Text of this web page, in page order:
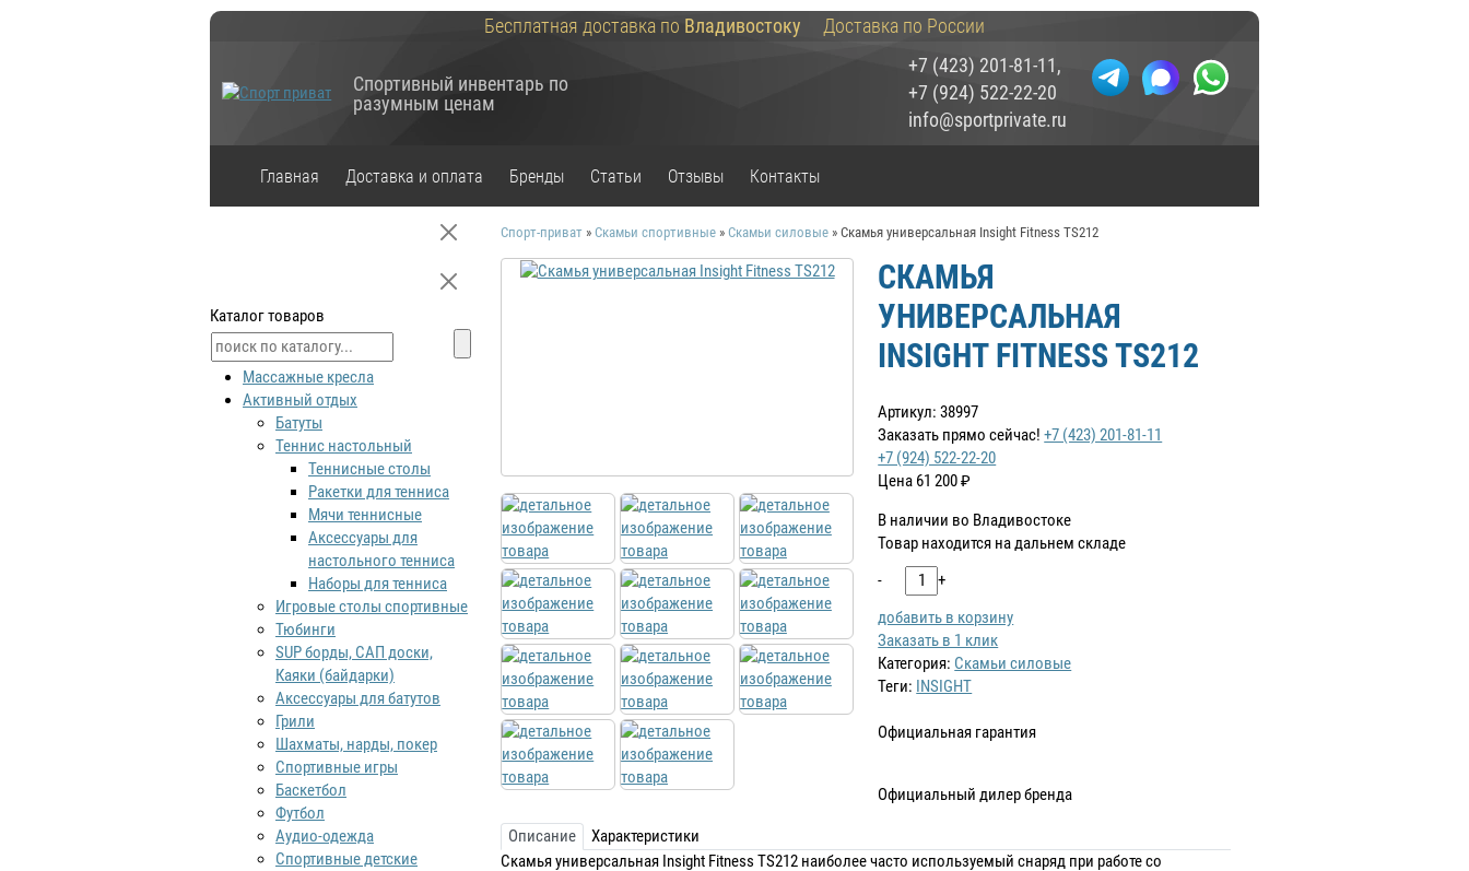
Бесплатная доставка по Владивостоку Доставка по России
Спортивный инвентарь по
разумным ценам
+7 (423) 201-81-11,
+7 (924) 522-22-20
info@sportprivate.ru
Главная Доставка и оплата Бренды Статьи Отзывы Контакты
Спорт-приват »Скамьи спортивные »Скамьи силовые »Скамья универсальная Insight Fitness TS212
СКАМЬЯ
УНИВЕРСАЛЬНАЯ
INSIGHT FITNESS TS212
Артикул: 38997
Заказать прямо сейчас! +7 (423) 201-81-11
+7 (924) 522-22-20
Цена 61 200₽
В наличии во Владивостоке
Товар находится на дальнем складе
-
+
добавить в корзину
Заказать в 1 клик
Категория: Скамьи силовые
Теги: INSIGHT
Официальная гарантия
Официальный дилер бренда
Описание
Характеристики
Скамья универсальная Insight Fitness TS212 наиболее часто используемый снаряд при работе со
Каталог товаров
Массажные кресла
Активный отдых
Батуты
Теннис настольный
Теннисные столы
Ракетки для тенниса
Мячи теннисные
Аксессуары для
настольного тенниса
Наборы для тенниса
Игровые столы спортивные
Тюбинги
SUP борды, САП доски,
Каяки (байдарки)
Аксессуары для батутов
Грили
Шахматы, нарды, покер
Спортивные игры
Баскетбол
Футбол
Аудио-одежда
Спортивные детские